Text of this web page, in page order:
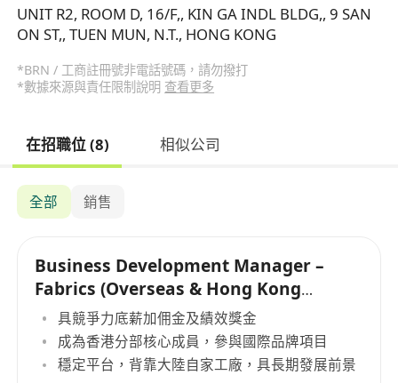
UNIT R2, ROOM D, 16/F,, KIN GA INDL BLDG,, 9 SAN
ON ST,, TUEN MUN, N.T., HONG KONG
*BRN / 工商註冊號非電話號碼，請勿撥打
*數據來源與責任限制說明 查看更多
在招職位 (8) 相似公司
全部 銷售
Business Development Manager –
Fabrics (Overseas & Hong Kong
Markets
具競爭力底薪加佣金及績效獎金
成為香港分部核心成員，參與國際品牌項目
穩定平台，背靠大陸自家工廠，具長期發展前景